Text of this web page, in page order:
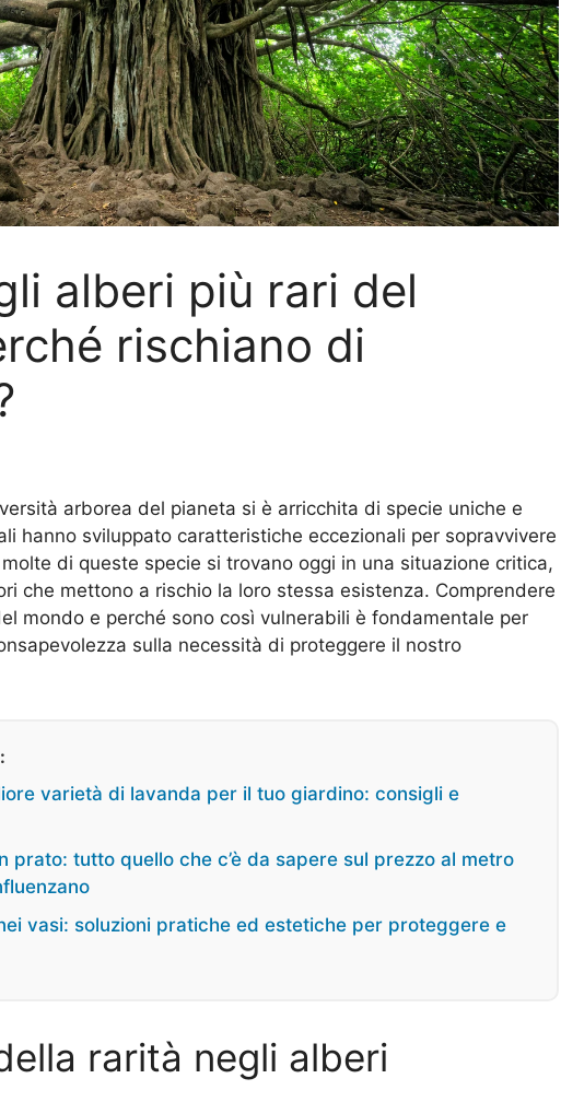
alberi più rari del
rischiano di
arborea del pianeta si è arricchita di specie uniche e
hanno sviluppato caratteristiche eccezionali per sopravvivere
di queste specie si trovano oggi in una situazione critica,
che mettono a rischio la loro stessa esistenza. Comprendere
mondo e perché sono così vulnerabili è fondamentale per
sulla necessità di proteggere il nostro
varietà di lavanda per il tuo giardino: consigli e
prato: tutto quello che c’è da sapere sul prezzo al metro
vasi: soluzioni pratiche ed estetiche per proteggere e
rarità negli alberi